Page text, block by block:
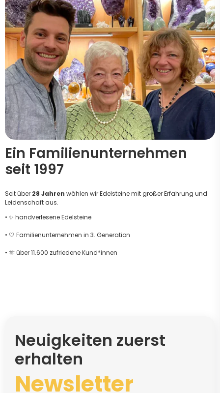
Ein Familienunternehmen
seit 1997
Seit über 28 Jahren wählen wir Edelsteine mit großer Erfahrung und
Leidenschaft aus.
• ✨ handverlesene Edelsteine
• 🤍 Familienunternehmen in 3. Generation
• 🫶 über 11.600 zufriedene Kund*innen
Neuigkeiten zuerst
erhalten
Newsletter